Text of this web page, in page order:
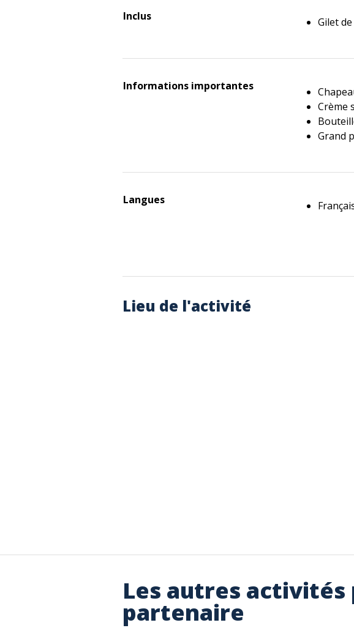
Inclus Gilet
Informations importantes
Crème
Grand
Langues
Lieu de l'activité
Les autres activités
partenaire